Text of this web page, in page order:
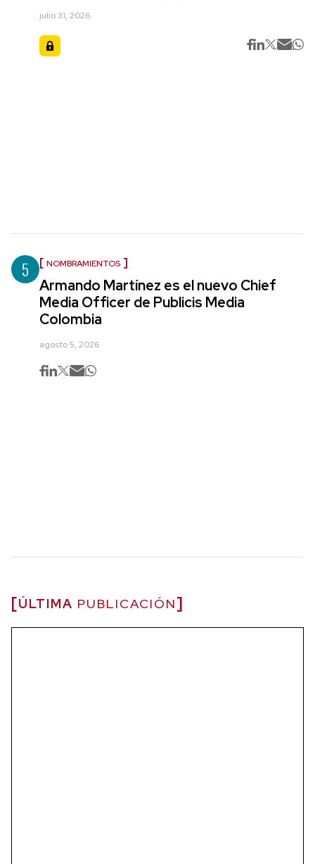
julio 31, 2026
5 NOMBRAMIENTOS
Armando Martínez es el nuevo Chief
Media Officer de Publicis Media
Colombia
agosto 5, 2026
ÚLTIMA PUBLICACIÓN